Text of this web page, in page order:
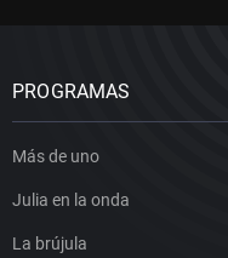
PROGRAMAS
Más de uno
Julia en la onda
La brújula